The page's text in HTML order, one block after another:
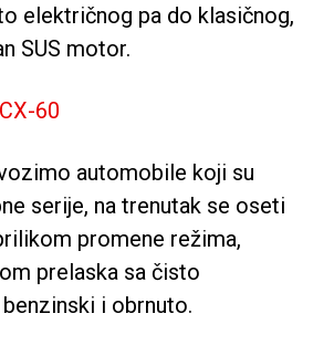
električnog pa do klasičnog,
SUS motor.
automobile koji su
serije, na trenutak se oseti
promene režima,
prelaska sa čisto
i obrnuto.